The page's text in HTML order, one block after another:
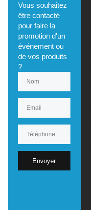
Vous souhaitez
être contacté
pour faire la
promotion d'un
événement ou
de vos produits
?
Envoyer